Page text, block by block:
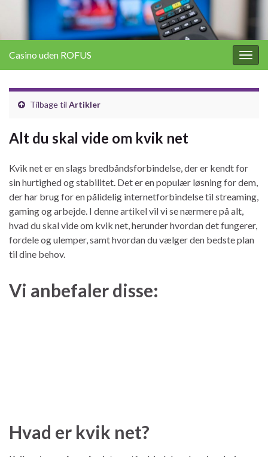
Casino uden ROFUS
Tilbage til Artikler
Alt du skal vide om kvik net
Kvik net er en slags bredbåndsforbindelse, der er kendt for
sin hurtighed og stabilitet. Det er en populær løsning for dem,
der har brug for en pålidelig internetforbindelse til streaming,
gaming og arbejde. I denne artikel vil vi se nærmere på alt,
hvad du skal vide om kvik net, herunder hvordan det fungerer,
fordele og ulemper, samt hvordan du vælger den bedste plan
til dine behov.
Vi anbefaler disse:
Hvad er kvik net?